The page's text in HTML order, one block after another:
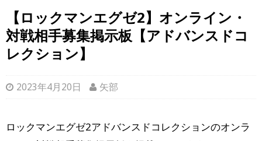
【ロックマンエグゼ2】オンライン・
対戦相手募集掲示板【アドバンスドコ
レクション】
2023年4月20日 矢部
ロックマンエグゼ2アドバンスドコレクションのオンラ